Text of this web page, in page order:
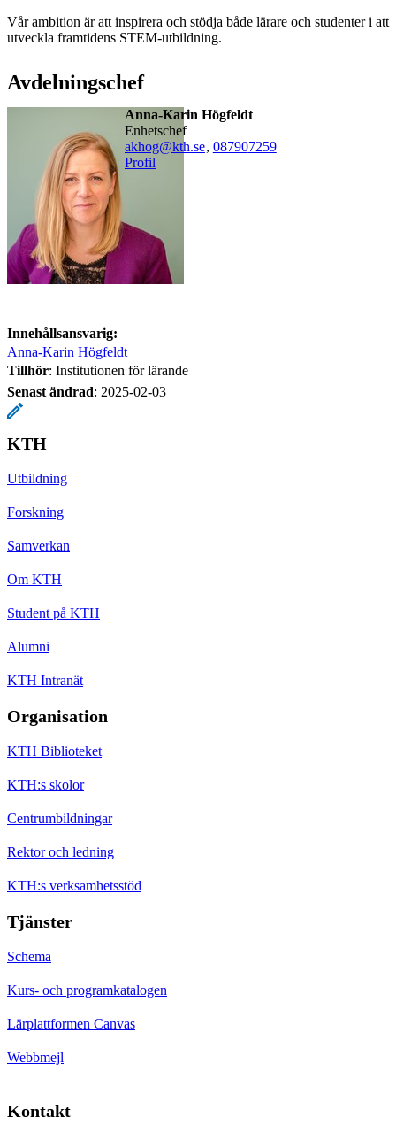
Vår ambition är att inspirera och stödja både lärare och studenter i att
utveckla framtidens STEM-utbildning.
Avdelningschef
Anna-Karin Högfeldt
enhetschef
akhog@kth.se, 087907259
Profil
Innehållsansvarig:
Anna-Karin Högfeldt
Tillhör: Institutionen för lärande
Senast ändrad: 2025-02-03
KTH
Utbildning
Forskning
Samverkan
Om KTH
Student på KTH
Alumni
KTH Intranät
Organisation
KTH Biblioteket
KTH:s skolor
Centrumbildningar
Rektor och ledning
KTH:s verksamhetsstöd
Tjänster
Schema
Kurs- och programkatalogen
Lärplattformen Canvas
Webbmejl
Kontakt